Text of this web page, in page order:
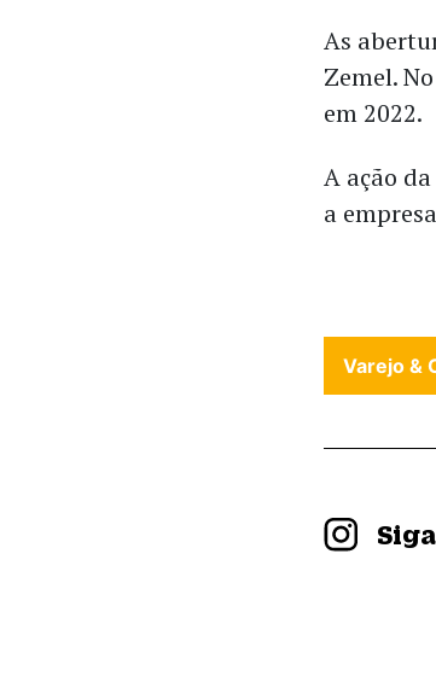
As
Zemel.
em 2022.
A ação
a
Varejo &